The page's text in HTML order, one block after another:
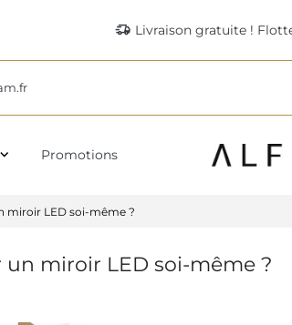
delivery_truck_speed Livraison gratuite !
expand_more Promotions
miroir LED soi-même ?
miroir LED soi-même ?